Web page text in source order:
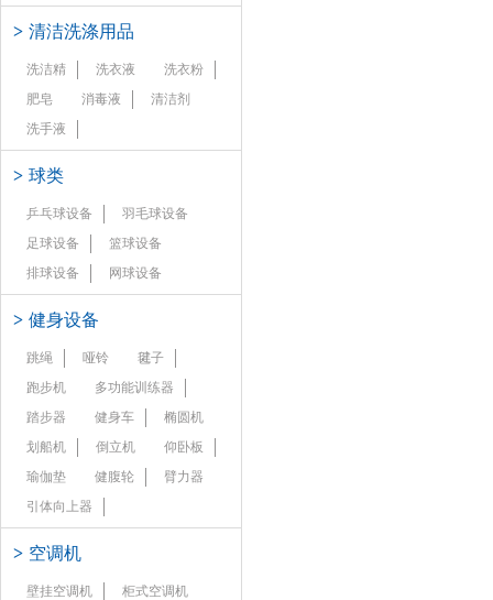
> 清洁洗涤用品
洗洁精 洗衣液
洗衣粉
肥皂
消毒液
清洁剂
洗手液
> 球类
乒乓球设备
羽毛球设备
足球设备
篮球设备
排球设备
网球设备
> 健身设备
跳绳 哑铃
毽子
跑步机
多功能训练器
踏步器
健身车
椭圆机
划船机
倒立机
仰卧板
瑜伽垫
健腹轮
臂力器
引体向上器
> 空调机
壁挂空调机 柜式空调机